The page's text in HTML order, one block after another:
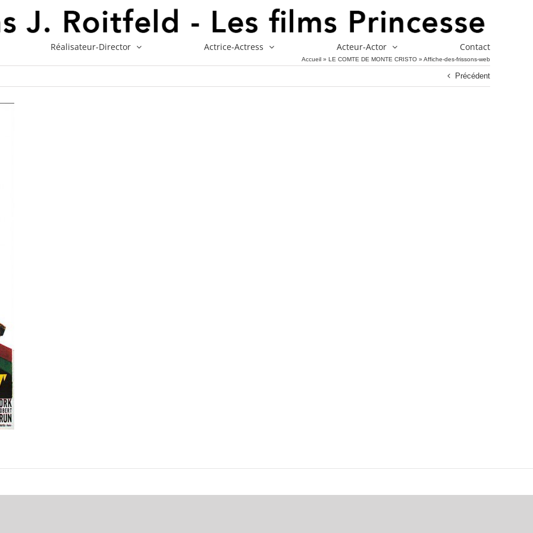
Réalisateur-Director Actrice-Actress Acteur-Actor Contact
Accueil » LE COMTE DE MONTE CRISTO » Affiche-des-frissons-web
Précédent